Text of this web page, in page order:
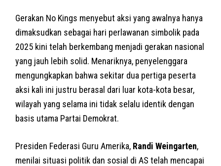
Gerakan No Kings menyebut aksi yang awalnya hanya
dimaksudkan sebagai hari perlawanan simbolik pada
2025 kini telah berkembang menjadi gerakan nasional
yang jauh lebih solid. Menariknya, penyelenggara
mengungkapkan bahwa sekitar dua pertiga peserta
aksi kali ini justru berasal dari luar kota-kota besar,
wilayah yang selama ini tidak selalu identik dengan
basis utama Partai Demokrat.
Presiden Federasi Guru Amerika, Randi Weingarten,
menilai situasi politik dan sosial di AS telah mencapai